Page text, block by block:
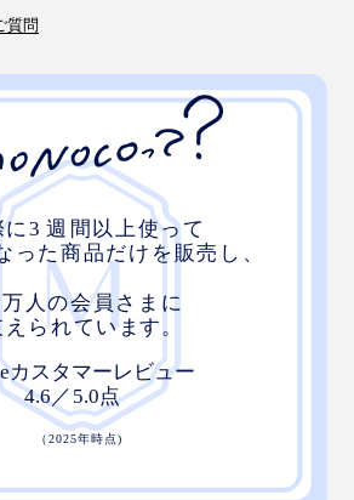
は、インテリアでもアウトドアシー
、雰囲気をおしゃれに盛り上げてく
レインボータイプと一緒に使うのもお
質問